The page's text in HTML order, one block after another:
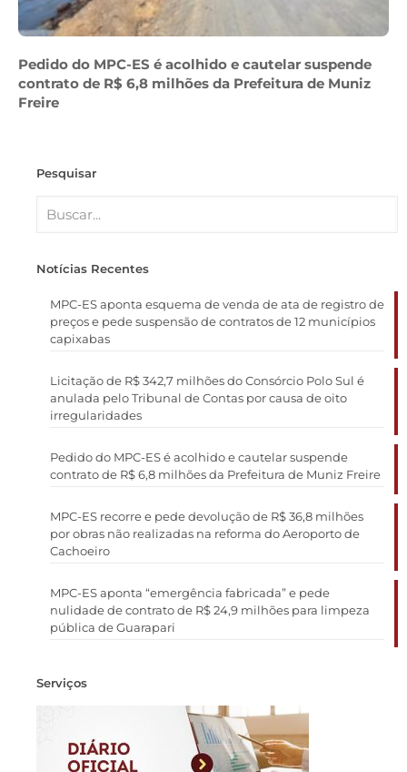
Pedido do MPC-ES é acolhido e cautelar suspende
contrato de R$ 6,8 milhões da Prefeitura de Muniz
Freire
Pesquisar
Notícias Recentes
MPC-ES aponta esquema de venda de ata de registro de
preços e pede suspensão de contratos de 12 municípios
capixabas
Licitação de R$ 342,7 milhões do Consórcio Polo Sul é
anulada pelo Tribunal de Contas por causa de oito
irregularidades
Pedido do MPC-ES é acolhido e cautelar suspende
contrato de R$ 6,8 milhões da Prefeitura de Muniz Freire
MPC-ES recorre e pede devolução de R$ 36,8 milhões
por obras não realizadas na reforma do Aeroporto de
Cachoeiro
MPC-ES aponta “emergência fabricada” e pede
nulidade de contrato de R$ 24,9 milhões para limpeza
pública de Guarapari
Serviços